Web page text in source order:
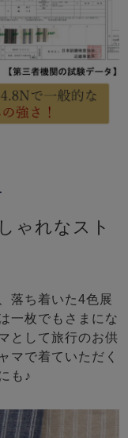
ゃれなスト
落ち着いた4色展
一枚でもさまにな
として旅行のお供
マで着ていただく
も♪